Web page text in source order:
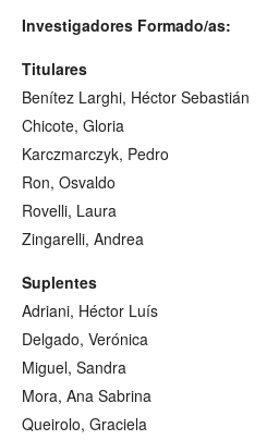
Investigadores Formado/as:
Titulares
Benítez Larghi, Héctor Sebastián
Chicote, Gloria
Karczmarczyk, Pedro
Ron, Osvaldo
Rovelli, Laura
Zingarelli, Andrea
Suplentes
Adriani, Héctor Luís
Delgado, Verónica
Miguel, Sandra
Mora, Ana Sabrina
Queirolo, Graciela